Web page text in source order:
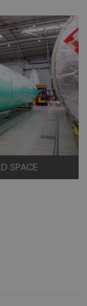
SPACE